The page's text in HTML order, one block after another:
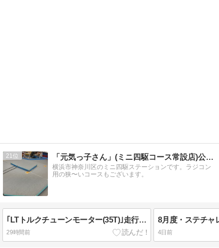
21 「元気っ子さん」(ミニ四駆コース常設店)公式ブログ
横浜市神奈川区のミニ四駆ステーションです。ラジコン
用の狭〜いコースもございます。
｢LTトルクチューンモーター(35T)｣走行テスト
29時間前 4日前